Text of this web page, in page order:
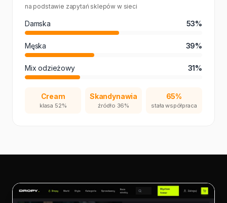
na podstawie zapytań sklepów w sieci
Damska 53%
Męska 39%
Mix odzieżowy 31%
Cream
klasa 52%
Skandynawia
źródło 36%
65%
stała współpraca